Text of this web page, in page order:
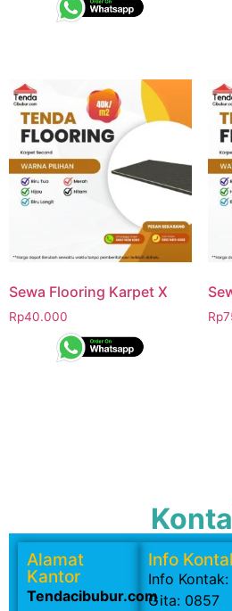
Sewa Flooring Karpet X
Rp40.000 Rp
Alamat
Kantor
Tendacibubur.com
Info
Info Kontak:
Gita: 0857